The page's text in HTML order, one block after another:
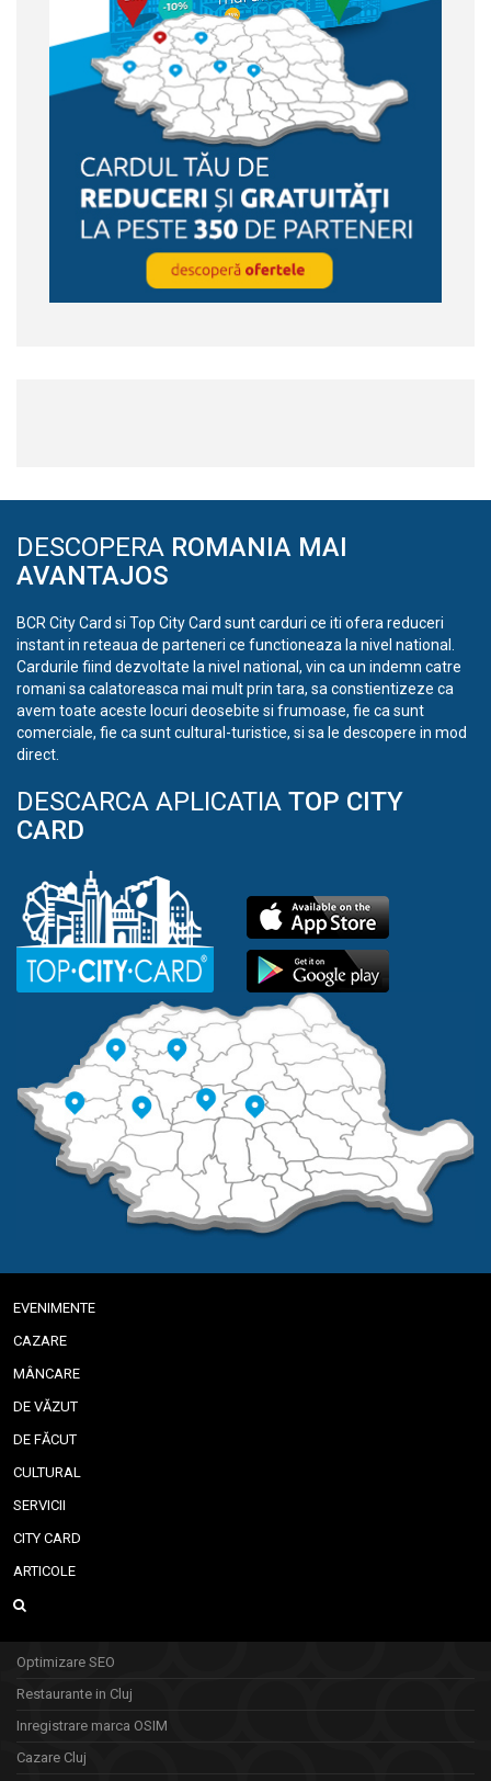
DESCOPERA ROMANIA MAI
AVANTAJOS
BCR City Card si Top City Card sunt carduri ce iti ofera reduceri
instant in reteaua de parteneri ce functioneaza la nivel national.
Cardurile fiind dezvoltate la nivel national, vin ca un indemn catre
romani sa calatoreasca mai mult prin tara, sa constientizeze ca
avem toate aceste locuri deosebite si frumoase, fie ca sunt
comerciale, fie ca sunt cultural-turistice, si sa le descopere in mod
direct.
DESCARCA APLICATIA TOP CITY
CARD
EVENIMENTE
CAZARE
MÂNCARE
DE VĂZUT
DE FĂCUT
CULTURAL
SERVICII
CITY CARD
ARTICOLE
Optimizare SEO
Restaurante in Cluj
Inregistrare marca OSIM
Cazare Cluj